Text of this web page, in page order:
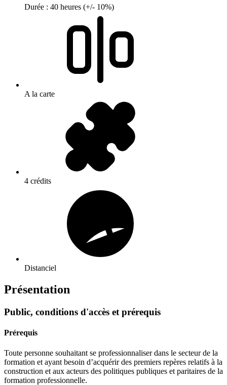
Durée : 40 heures (+/- 10%)
A la carte
4 crédits
Distanciel
Présentation
Public, conditions d'accès et prérequis
Prérequis
Toute personne souhaitant se professionnaliser dans le secteur de la
formation et ayant besoin d’acquérir des premiers repères relatifs à la
construction et aux acteurs des politiques publiques et paritaires de la
formation professionnelle.